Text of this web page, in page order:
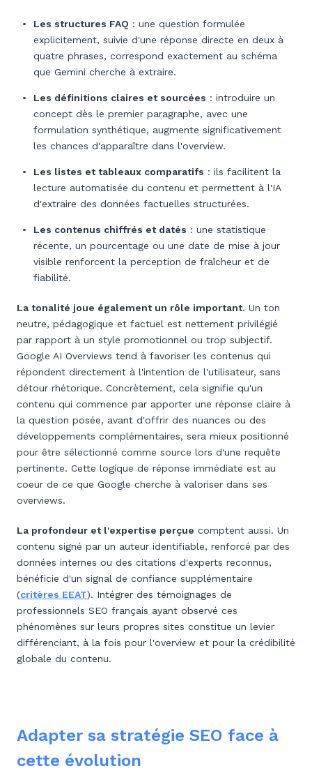
Les structures FAQ : une question formulée
explicitement, suivie d'une réponse directe en deux à
quatre phrases, correspond exactement au schéma
que Gemini cherche à extraire.
Les définitions claires et sourcées : introduire un
concept dès le premier paragraphe, avec une
formulation synthétique, augmente significativement
les chances d'apparaître dans l'overview.
Les listes et tableaux comparatifs : ils facilitent la
lecture automatisée du contenu et permettent à l'IA
d'extraire des données factuelles structurées.
Les contenus chiffrés et datés : une statistique
récente, un pourcentage ou une date de mise à jour
visible renforcent la perception de fraîcheur et de
fiabilité.
La tonalité joue également un rôle important. Un ton
neutre, pédagogique et factuel est nettement privilégié
par rapport à un style promotionnel ou trop subjectif.
Google AI Overviews tend à favoriser les contenus qui
répondent directement à l'intention de l'utilisateur, sans
détour rhétorique. Concrètement, cela signifie qu'un
contenu qui commence par apporter une réponse claire à
la question posée, avant d'offrir des nuances ou des
développements complémentaires, sera mieux positionné
pour être sélectionné comme source lors d'une requête
pertinente. Cette logique de réponse immédiate est au
coeur de ce que Google cherche à valoriser dans ses
overviews.
La profondeur et l'expertise perçue comptent aussi. Un
contenu signé par un auteur identifiable, renforcé par des
données internes ou des citations d'experts reconnus,
bénéficie d'un signal de confiance supplémentaire
(critères EEAT). Intégrer des témoignages de
professionnels SEO français ayant observé ces
phénomènes sur leurs propres sites constitue un levier
différenciant, à la fois pour l'overview et pour la crédibilité
globale du contenu.
Adapter sa stratégie SEO face à
cette évolution